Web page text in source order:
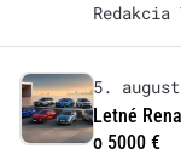
Redakcia
5.
Letné
o 5000 €